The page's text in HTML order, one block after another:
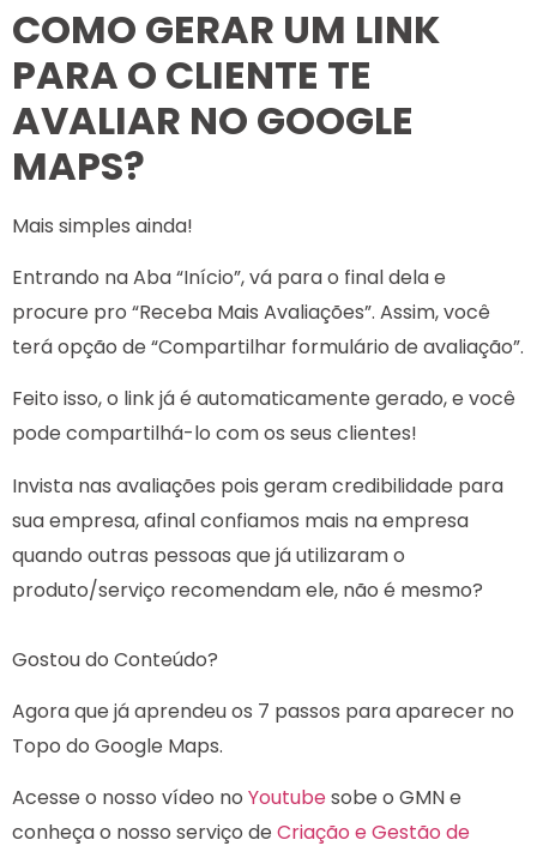
COMO GERAR UM LINK
PARA O CLIENTE TE
AVALIAR NO GOOGLE
MAPS?
Mais simples ainda!
Entrando na Aba “Início”, vá para o final dela e
procure pro “Receba Mais Avaliações”. Assim, você
terá opção de “Compartilhar formulário de avaliação”.
Feito isso, o link já é automaticamente gerado, e você
pode compartilhá-lo com os seus clientes!
Invista nas avaliações pois geram credibilidade para
sua empresa, afinal confiamos mais na empresa
quando outras pessoas que já utilizaram o
produto/serviço recomendam ele, não é mesmo?
Gostou do Conteúdo?
Agora que já aprendeu os 7 passos para aparecer no
Topo do Google Maps.
Acesse o nosso vídeo no Youtubesobe o GMN e
conheça o nosso serviço de Criação e Gestão de